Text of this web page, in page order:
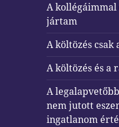
A kollégáimmal
jártam
A költözés
A költözés és a
A
nem jutott
ingatlanom